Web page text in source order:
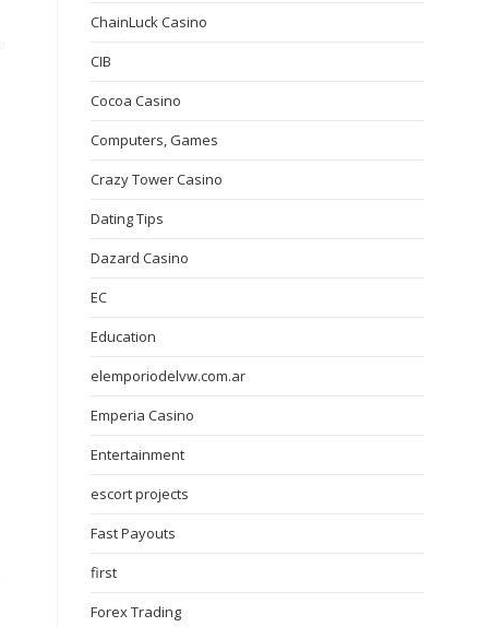
ChainLuck Casino
CIB
Cocoa Casino
Computers, Games
Crazy Tower Сasino
Dating Tips
Dazard Casino
EC
Education
elemporiodelvw.com.ar
Emperia Casino
Entertainment
escort projects
Fast Payouts
first
Forex Trading